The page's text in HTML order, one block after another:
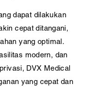
dapat dilakukan
cepat ditangani,
yang optimal.
modern, dan
DVX Medical
yang cepat dan